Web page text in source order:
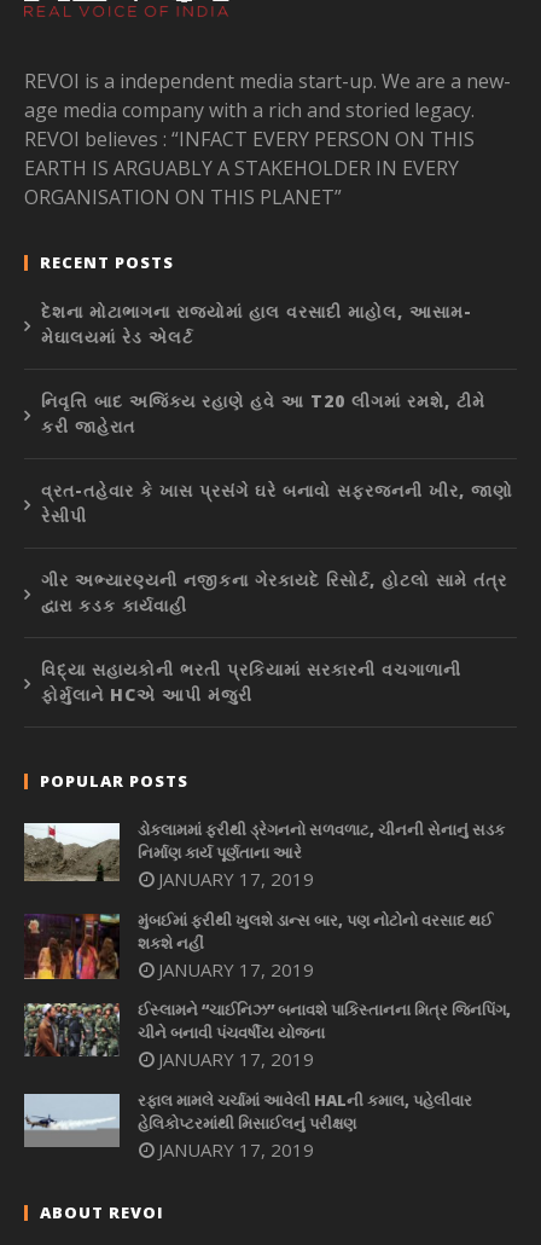
REVOI is a independent media start-up. We are a new-
age media company with a rich and storied legacy.
REVOI believes : “INFACT EVERY PERSON ON THIS
EARTH IS ARGUABLY A STAKEHOLDER IN EVERY
ORGANISATION ON THIS PLANET”
RECENT POSTS
દેશના મોટાભાગના રાજ્યોમાં હાલ વરસાદી માહોલ, આસામ-
મેઘાલયમાં રેડ એલર્ટ
નિવૃત્તિ બાદ અજિંક્ય રહાણે હવે આ T20 લીગમાં રમશે, ટીમે
કરી જાહેરાત
વ્રત-તહેવાર કે ખાસ પ્રસંગે ઘરે બનાવો સફરજનની ખીર, જાણો
રેસીપી
ગીર અભ્યારણ્યની નજીકના ગેરકાયદે રિસોર્ટ, હોટલો સામે તંત્ર
દ્વારા કડક કાર્યવાહી
વિદ્યા સહાયકોની ભરતી પ્રકિયામાં સરકારની વચગાળાની
ફોર્મુલાને HCએ આપી મંજુરી
POPULAR POSTS
ડોકલામમાં ફરીથી ડ્રેગનનો સળવળાટ, ચીનની સેનાનું સડક
નિર્માણ કાર્ય પૂર્ણતાના આરે
JANUARY 17, 2019
મુંબઈમાં ફરીથી ખુલશે ડાન્સ બાર, પણ નોટોનો વરસાદ થઈ
શકશે નહીં
JANUARY 17, 2019
ઈસ્લામને “ચાઈનિઝ” બનાવશે પાકિસ્તાનના મિત્ર જિનપિંગ,
ચીને બનાવી પંચવર્ષીય યોજના
JANUARY 17, 2019
રફાલ મામલે ચર્ચામાં આવેલી HALની કમાલ, પહેલીવાર
હેલિકોપ્ટરમાંથી મિસાઈલનું પરીક્ષણ
JANUARY 17, 2019
ABOUT REVOI